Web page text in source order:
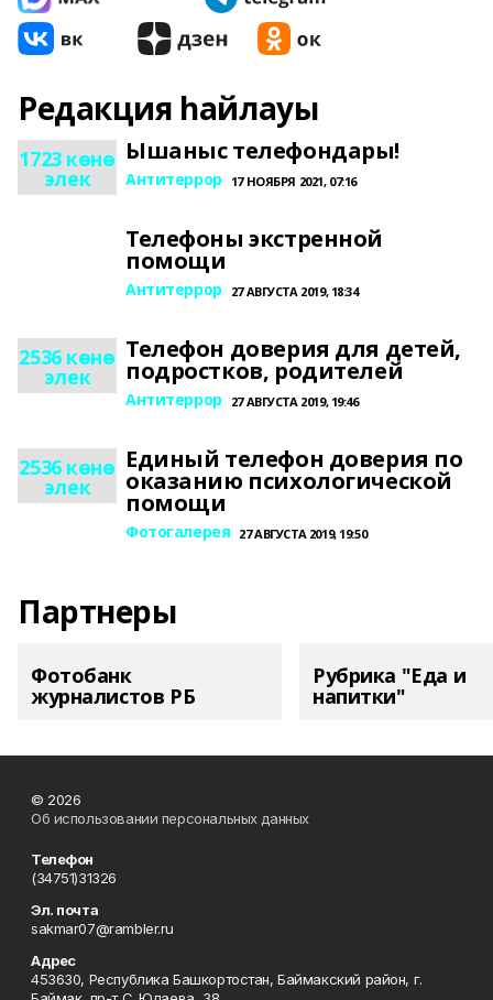
Редакция һайлауы
1723 көнө
элек
Ышаныс телефондары!
Антитеррор 17 НОЯБРЯ 2021, 07:16
Телефоны экстренной
помощи
Антитеррор 27 АВГУСТА 2019, 18:34
2536 көнө
элек
Телефон доверия для детей,
подростков, родителей
Антитеррор 27 АВГУСТА 2019, 19:46
2536 көнө
элек
Единый телефон доверия по
оказанию психологической
помощи
Фотогалерея 27 АВГУСТА 2019, 19:50
Партнеры
Фотобанк
журналистов РБ
Рубрика "Еда и
напитки"
© 2026
Об использовании персональных данных
Телефон
(34751)31326
Эл. почта
sakmar07@rambler.ru
Адрес
453630, Республика Башкортостан, Баймакский район, г.